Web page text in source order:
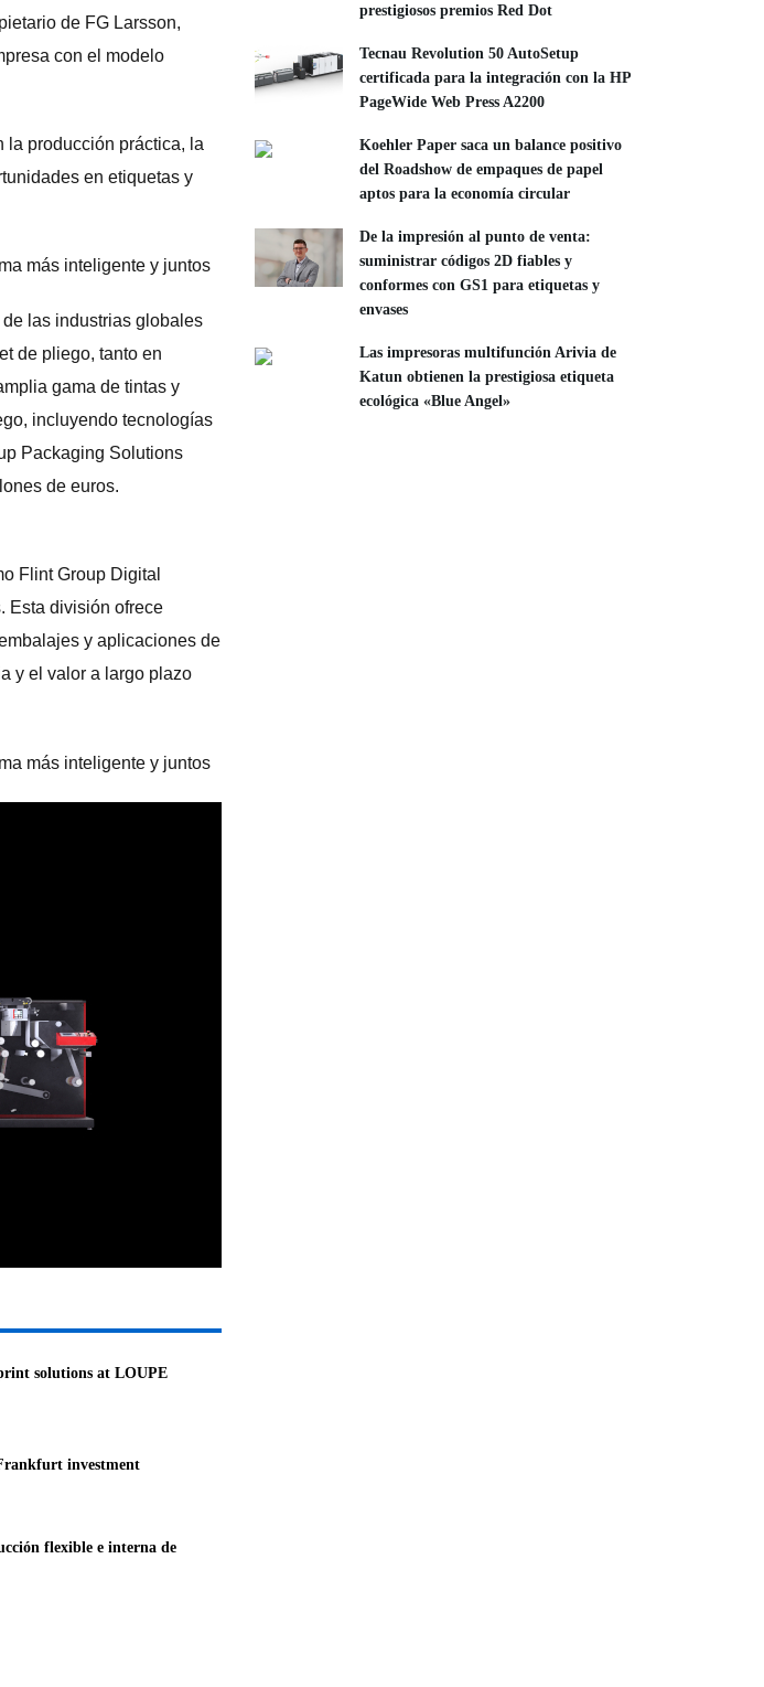
de FG Larsson,
con el modelo
la producción práctica, la
en etiquetas y
las industrias globales
de pliego, tanto en
gama de tintas y
incluyendo tecnologías
Packaging Solutions
de euros.
Flint Group Digital
Esta división ofrece
y aplicaciones de
y el valor a largo plazo
solutions at LOUPE
investment
flexible e interna de
prestigiosos premios Red Dot
Tecnau Revolution 50 AutoSetup
certificada para la integración con la HP
PageWide Web Press A2200
Koehler Paper saca un balance positivo
del Roadshow de empaques de papel
aptos para la economía circular
De la impresión al punto de venta:
suministrar códigos 2D fiables y
conformes con GS1 para etiquetas y
envases
Las impresoras multifunción Arivia de
Katun obtienen la prestigiosa etiqueta
ecológica «Blue Angel»